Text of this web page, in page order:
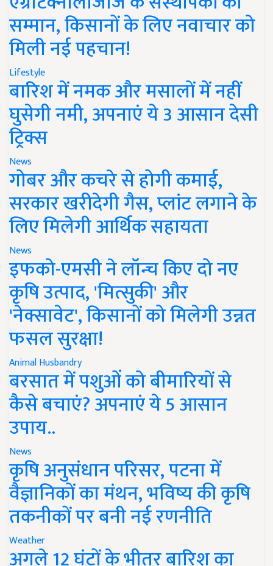
सम्मान, किसानों के लिए नवाचार को
मिली नई पहचान!
Lifestyle
बारिश में नमक और मसालों में नहीं
घुसेगी नमी, अपनाएं ये 3 आसान देसी
ट्रिक्स
News
गोबर और कचरे से होगी कमाई,
सरकार खरीदेगी गैस, प्लांट लगाने के
लिए मिलेगी आर्थिक सहायता
News
इफको-एमसी ने लॉन्च किए दो नए
कृषि उत्पाद, 'मित्सुकी' और
'नेक्सावेट', किसानों को मिलेगी उन्नत
फसल सुरक्षा!
Animal Husbandry
बरसात में पशुओं को बीमारियों से
कैसे बचाएं? अपनाएं ये 5 आसान
उपाय..
News
कृषि अनुसंधान परिसर, पटना में
वैज्ञानिकों का मंथन, भविष्य की कृषि
तकनीकों पर बनी नई रणनीति
Weather
अगले 12 घंटों के भीतर बारिश का